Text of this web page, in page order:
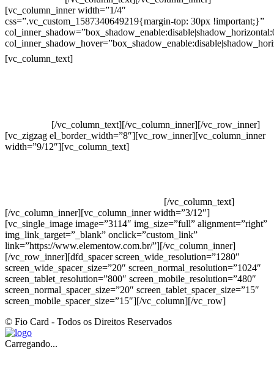
[vc_column_inner width=”1/4″
css=”.vc_custom_1587340649219{margin-top: 30px !important;}”
[vc_column_text]
[/vc_column_text][/vc_column_inner][/vc_row_inner]
[vc_zigzag el_border_width=”8″][vc_row_inner][vc_column_inner
width=”9/12″][vc_column_text]
[/vc_column_text]
[/vc_column_inner][vc_column_inner width=”3/12″]
[vc_single_image image=”3114″ img_size=”full” alignment=”right”
img_link_target=”_blank” onclick=”custom_link”
link=”https://www.elementow.com.br/”][/vc_column_inner]
[/vc_row_inner][dfd_spacer screen_wide_resolution=”1280″
screen_wide_spacer_size=”20″ screen_normal_resolution=”1024″
screen_tablet_resolution=”800″ screen_mobile_resolution=”480″
screen_normal_spacer_size=”20″ screen_tablet_spacer_size=”15″
screen_mobile_spacer_size=”15″][/vc_column][/vc_row]
© Fio Card - Todos os Direitos Reservados
Carregando...